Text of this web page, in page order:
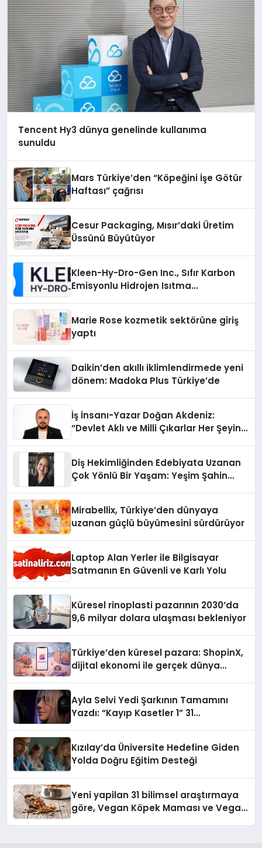
Tencent Hy3 dünya genelinde kullanıma
sunuldu
Mars Türkiye’den “Köpeğini İşe Götür
Haftası” çağrısı
Cesur Packaging, Mısır’daki Üretim
Üssünü Büyütüyor
Kleen-Hy-Dro-Gen Inc., Sıfır Karbon
Emisyonlu Hidrojen Isıtma
Marie Rose kozmetik sektörüne giriş
yaptı
Daikin’den akıllı iklimlendirmede yeni
dönem: Madoka Plus Türkiye’de
İş İnsanı-Yazar Doğan Akdeniz:
“Devlet Aklı ve Milli Çıkarlar Her Şeyin
Diş Hekimliğinden Edebiyata Uzanan
Çok Yönlü Bir Yaşam: Yeşim Şahin
Mirabellix, Türkiye’den dünyaya
uzanan güçlü büyümesini sürdürüyor
Laptop Alan Yerler ile Bilgisayar
Satmanın En Güvenli ve Karlı Yolu
Küresel rinoplasti pazarının 2030’da
9,6 milyar dolara ulaşması bekleniyor
Türkiye’den küresel pazara: ShopinX,
dijital ekonomi ile gerçek dünya
Ayla Selvi Yedi Şarkının Tamamını
Yazdı: “Kayıp Kasetler 1” 31
Kızılay’da Üniversite Hedefine Giden
Yolda Doğru Eğitim Desteği
Yeni yapilan 31 bilimsel araştırmaya
göre, Vegan Köpek Maması ve Vegan